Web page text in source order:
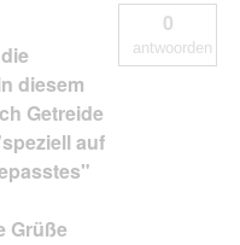
diesem
Getreide
auf
Grüße
0
antwoorden